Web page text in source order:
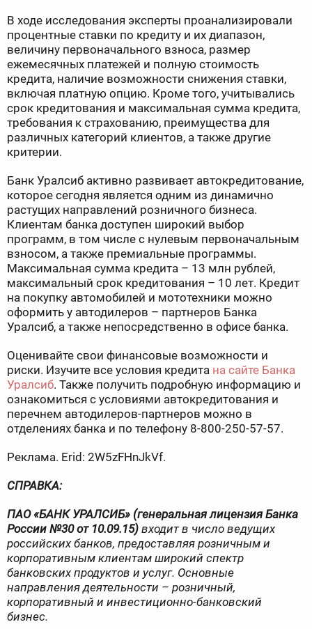
В ходе исследования эксперты проанализировали
процентные ставки по кредиту и их диапазон,
величину первоначального взноса, размер
ежемесячных платежей и полную стоимость
кредита, наличие возможности снижения ставки,
включая платную опцию. Кроме того, учитывались
срок кредитования и максимальная сумма кредита,
требования к страхованию, преимущества для
различных категорий клиентов, а также другие
критерии.
Банк Уралсиб активно развивает автокредитование,
которое сегодня является одним из динамично
растущих направлений розничного бизнеса.
Клиентам банка доступен широкий выбор
программ, в том числе с нулевым первоначальным
взносом, а также премиальные программы.
Максимальная сумма кредита – 13 млн рублей,
максимальный срок кредитования – 10 лет. Кредит
на покупку автомобилей и мототехники можно
оформить у автодилеров – партнеров Банка
Уралсиб, а также непосредственно в офисе банка.
Оценивайте свои финансовые возможности и
риски. Изучите все условия кредита на сайте Банка
Уралсиб. Также получить подробную информацию и
ознакомиться с условиями автокредитования и
перечнем автодилеров-партнеров можно в
отделениях банка и по телефону 8-800-250-57-57.
Реклама. Erid: 2W5zFHnJkVf.
СПРАВКА:
ПАО «БАНК УРАЛСИБ» (генеральная лицензия Банка
России №30 от 10.09.15) входит в число ведущих
российских банков, предоставляя розничным и
корпоративным клиентам широкий спектр
банковских продуктов и услуг. Основные
направления деятельности – розничный,
корпоративный и инвестиционно-банковский
бизнес.